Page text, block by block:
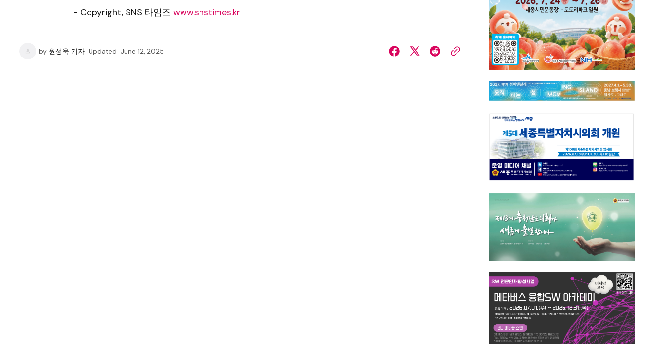
- Copyright, SNS 타임즈 www.snstimes.kr
by 원성욱 기자 Updated June 12, 2025